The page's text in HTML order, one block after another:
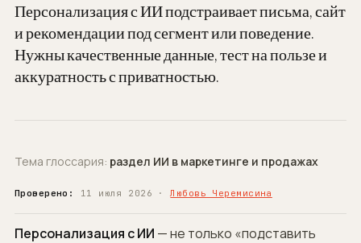
Персонализация с ИИ подстраивает письма, сайт
и рекомендации под сегмент или поведение.
Нужны качественные данные, тест на пользе и
аккуратность с приватностью.
Тема глоссария: раздел ИИ в маркетинге и продажах
Проверено: 11 июля 2026 ·Любовь Черемисина
Персонализация с ИИ — не только «подставить